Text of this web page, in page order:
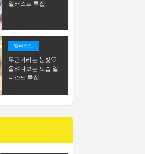
일러스트 특집
일러스트
두근거리는 눈빛♡
올려다보는 모습 일
러스트 특집